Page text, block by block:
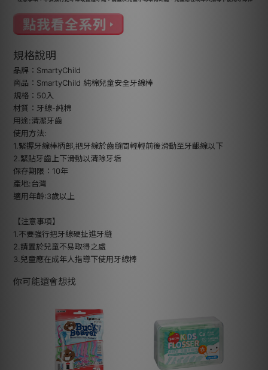
規格說明
品牌：SmartyChild
商品：SmartyChild 純棉兒童安全牙線棒
規格：50入
材質：牙線-純棉
用途:清潔牙齒
使用方法:
1.緊握牙線棒柄部,把牙線於齒縫間輕輕前後滑動至牙齦線以下
2.緊貼牙齒上下滑動以清除牙垢
保存期限：10年
產地:台灣
適用年齡:3歲以上
【注意事項】
1.不要強行把牙線硬扯進牙縫
2.請置於兒童不易取得之處
3.兒童應在成年人指導下使用牙線棒
你可能還會想找